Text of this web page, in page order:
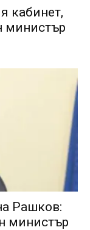
кабинет,
министър
Рашков:
министър